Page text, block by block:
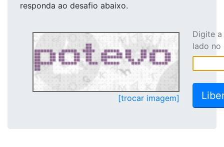
responda ao desafio abaixo.
[trocar imagem]
Digite
lado no